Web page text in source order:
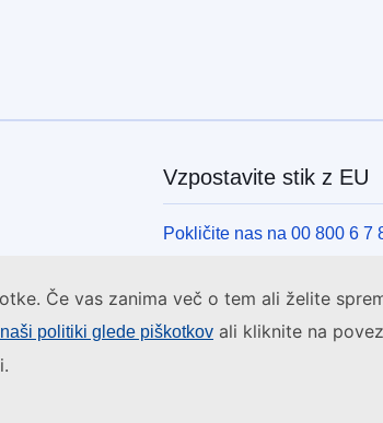
Če vas zanima več o tem ali želite
politiki glede piškotkov ali kliknite na
Vzpostavite stik z EU
Pokličite nas na 00 800 6 7
Pišite nam s kontaktnim
Obiščite nas v enem od